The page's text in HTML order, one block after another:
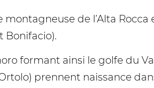
de l’Alta Rocca
Bonifacio).
formant ainsi le golfe du
prennent naissance